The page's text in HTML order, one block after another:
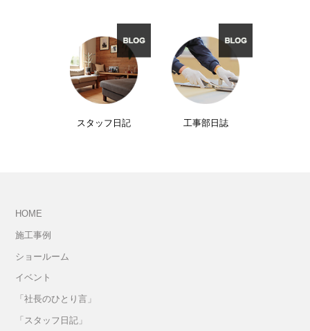
スタッフ日記 工事部日誌
HOME
施工事例
ショールーム
イベント
「社長のひとり言」
「スタッフ日記」